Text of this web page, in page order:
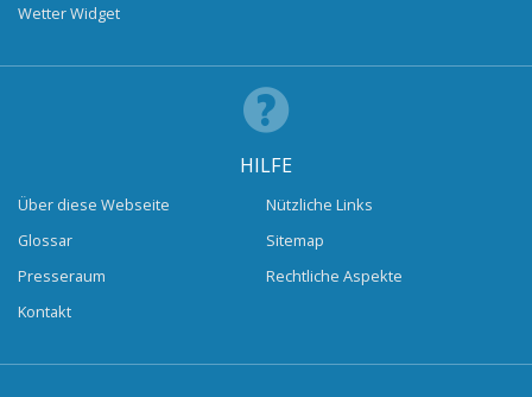
Wetter Widget
HILFE
Über diese Webseite
Glossar
Presseraum
Kontakt
Nützliche Links
Sitemap
Rechtliche Aspekte